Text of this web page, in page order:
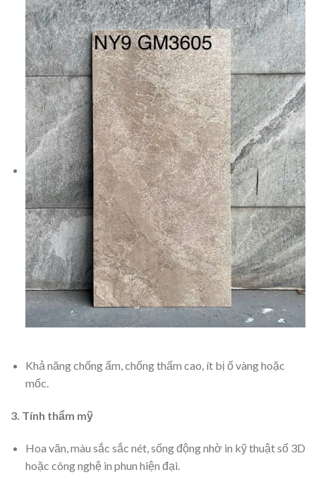
Khả năng chống ẩm, chống thấm cao, ít bị ố vàng hoặc
mốc.
3. Tính thẩm mỹ
Hoa văn, màu sắc sắc nét, sống động nhờ in kỹ thuật số 3D
hoặc công nghệ in phun hiện đại.